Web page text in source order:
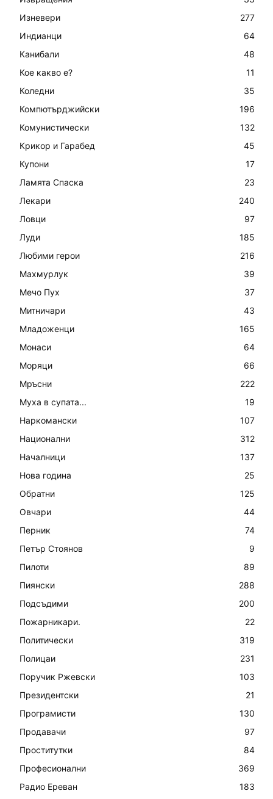
Изневери
277
Индианци
64
Канибали
48
Кое какво е?
11
Коледни
35
Компютърджийски
196
Комунистически
132
Крикор и Гарабед
45
Купони
17
Ламята Спаска
23
Лекари
240
Ловци
97
Луди
185
Любими герои
216
Махмурлук
39
Мечо Пух
37
Митничари
43
Младоженци
165
Монаси
64
Моряци
66
Мръсни
222
Муха в супата...
19
Наркомански
107
Национални
312
Началници
137
Нова година
25
Обратни
125
Овчари
44
Перник
74
Петър Стоянов
9
Пилоти
89
Пиянски
288
Подсъдими
200
Пожарникари.
22
Политически
319
Полицаи
231
Поручик Ржевски
103
Президентски
21
Програмисти
130
Продавачи
97
Проститутки
84
Професионални
369
Радио Ереван
183